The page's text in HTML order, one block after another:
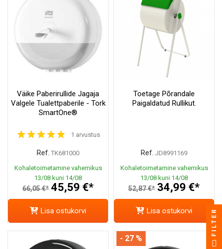
Väike Paberirullide Jagaja
Valgele Tualettpaberile - Tork
SmartOne®
1 arvustus
Ref. TK681000
Kohaletoimetamine vahemikus
13/08 kuni 14/08
66,05 €* 45,59 €*
Lisa ostukorvi
Toetage Põrandale
Paigaldatud Rullikut.
Ref. JD8991169
Kohaletoimetamine vahemikus
13/08 kuni 14/08
52,87 €* 34,99 €*
Lisa ostukorvi
- 27 %
FILTER